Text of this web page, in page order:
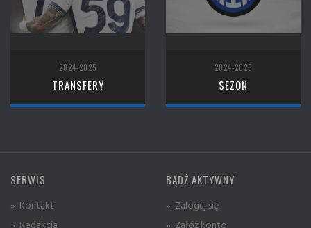
2024-2025
TRANSFERY
2024-2025
SEZON
SERWIS
» Kontakt
» Redakcja
BĄDŹ AKTYWNY
» Zaloguj się
» Załóż konto